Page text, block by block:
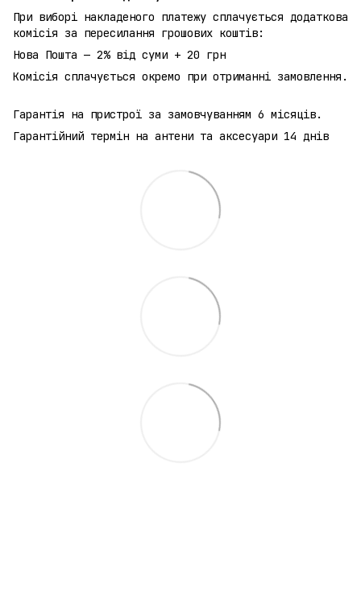
При виборі накладеного платежу сплачується додаткова
комісія за пересилання грошових коштів:
Нова Пошта — 2% від суми + 20 грн
Комісія сплачується окремо при отриманні замовлення.
Гарантія на пристрої за замовчуванням 6 місяців.
Гарантійний термін на антени та аксесуари 14 днів